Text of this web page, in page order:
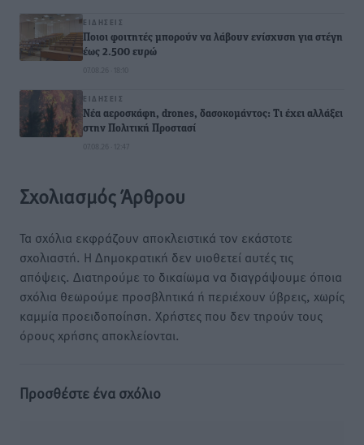
ΕΙΔΉΣΕΙΣ
Ποιοι φοιτητές μπορούν να λάβουν ενίσχυση για στέγη
έως 2.500 ευρώ
07.08.26 · 18:10
ΕΙΔΉΣΕΙΣ
Νέα αεροσκάφη, drones, δασοκομάντος: Τι έχει αλλάξει
στην Πολιτική Προστασί
07.08.26 · 12:47
Σχολιασμός Άρθρου
Τα σχόλια εκφράζουν αποκλειστικά τον εκάστοτε
σχολιαστή. Η Δημοκρατική δεν υιοθετεί αυτές τις
απόψεις. Διατηρούμε το δικαίωμα να διαγράψουμε όποια
σχόλια θεωρούμε προσβλητικά ή περιέχουν ύβρεις, χωρίς
καμμία προειδοποίηση. Χρήστες που δεν τηρούν τους
όρους χρήσης αποκλείονται.
Προσθέστε ένα σχόλιο